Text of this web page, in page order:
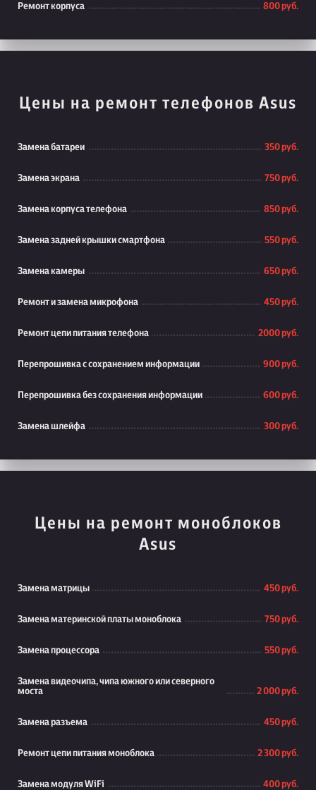
Ремонт корпуса 800 руб.
Цены на ремонт телефонов Asus
Замена батареи 350 руб.
Замена экрана 750 руб.
Замена корпуса телефона 850 руб.
Замена задней крышки смартфона 550 руб.
Замена камеры 650 руб.
Ремонт и замена микрофона 450 руб.
Ремонт цепи питания телефона 2000 руб.
Перепрошивка с сохранением информации 900 руб.
Перепрошивка без сохранения информации 600 руб.
Замена шлейфа 300 руб.
Цены на ремонт моноблоков
Asus
Замена матрицы 450 руб.
Замена материнской платы моноблока 750 руб.
Замена процессора 550 руб.
Замена видеочипа, чипа южного или северного
моста
2 000 руб.
Замена разъема 450 руб.
Ремонт цепи питания моноблока 2 300 руб.
Замена модуля WiFi 400 руб.